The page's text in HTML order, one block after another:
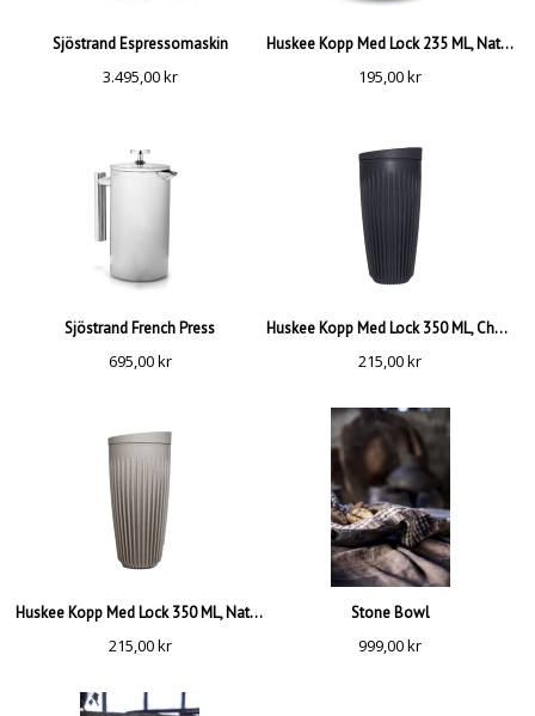
Sjöstrand Espressomaskin
3.495,00kr
Huskee Kopp Med Lock 235 ML, Natural
195,00kr
Sjöstrand French Press
695,00kr
Huskee Kopp Med Lock 350 ML, Charcoal
215,00kr
Huskee Kopp Med Lock 350 ML, Natural
215,00kr
Stone Bowl
999,00kr